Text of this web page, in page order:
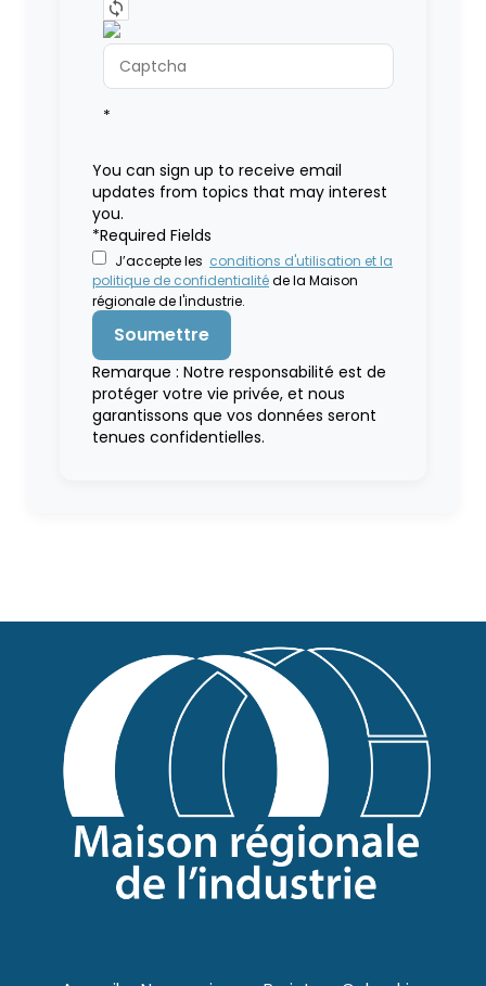
*
You can sign up to receive email
updates from topics that may interest
you.
*Required Fields
J’accepte les conditions d'utilisation et la
politique de confidentialitéde la Maison
régionale de l'industrie.
Remarque : Notre responsabilité est de
protéger votre vie privée, et nous
garantissons que vos données seront
tenues confidentielles.